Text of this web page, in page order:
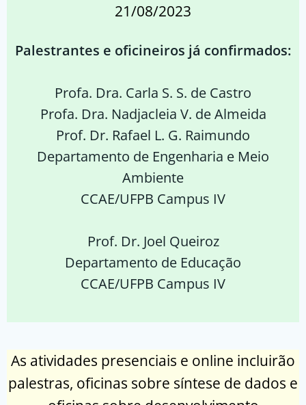
21/08/2023
Palestrantes e oficineiros já confirmados:
Profa. Dra. Carla S. S. de Castro
Profa. Dra. Nadjacleia V. de Almeida
Prof. Dr. Rafael L. G. Raimundo
Departamento de Engenharia e Meio
Ambiente
CCAE/UFPB Campus IV
Prof. Dr. Joel Queiroz
Departamento de Educação
CCAE/UFPB Campus IV
As atividades presenciais e online incluirão
palestras, oficinas sobre síntese de dados e